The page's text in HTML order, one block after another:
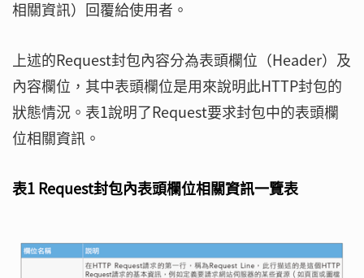
相關資訊）回覆給使用者。
上述的Request封包內容分為表頭欄位（Header）及
內容欄位，其中表頭欄位是用來說明此HTTP封包的
狀態情況。表1說明了Request要求封包中的表頭欄
位相關資訊。
表1 Request封包內表頭欄位相關資訊一覽表